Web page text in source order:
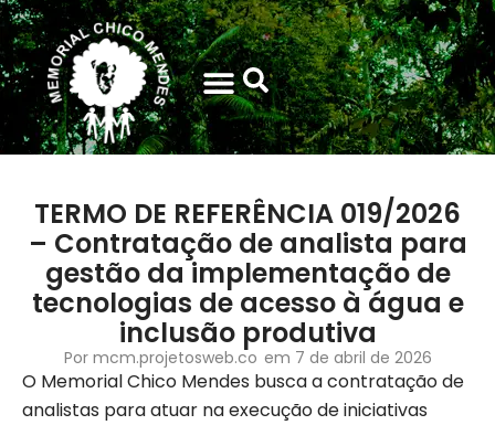
TERMO DE REFERÊNCIA 019/2026
– Contratação de analista para
gestão da implementação de
tecnologias de acesso à água e
inclusão produtiva
Pormcm.projetosweb.co em 7 de abril de 2026
O Memorial Chico Mendes busca a contratação de
analistas para atuar na execução de iniciativas